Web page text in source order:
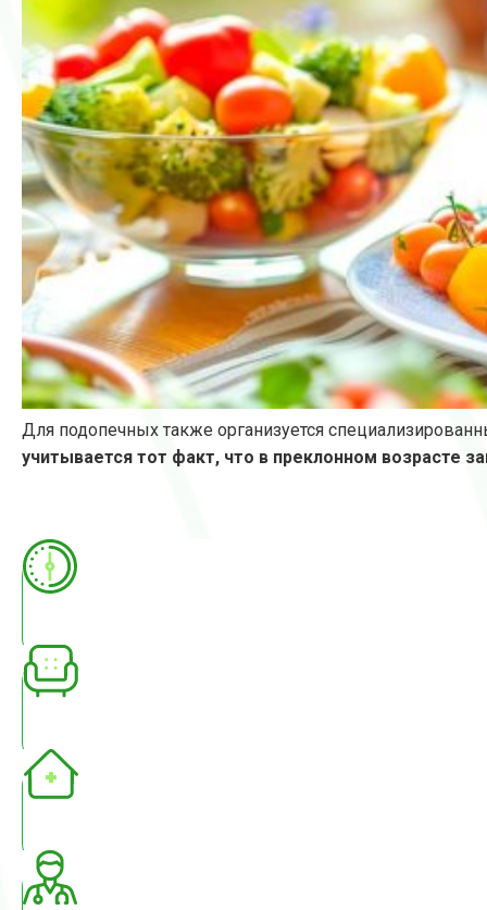
Для подопечных также организуется
учитывается тот факт, что в преклонном возрасте